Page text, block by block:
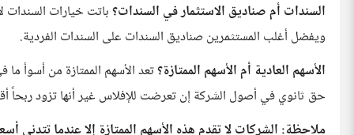
السندات أم صناديق الاستثمار في السندات؟باتت خيارات السندات
ويفضل أغلب المستثمرين صناديق السندات على السندات الفردية.
الأسهم العادية أم الأسهم الممتازة؟تعد الأسهم الممتازة من أسوأ
حق ثانوي في أصول الشركة إن تعرضت للإفلاس غير أنها تزود ربحاً